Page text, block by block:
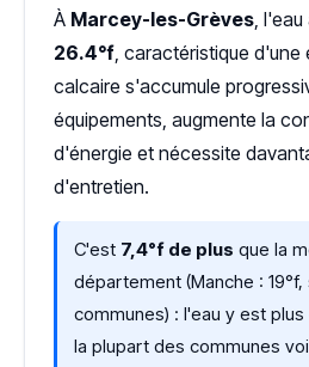
À Marcey-les-Grèves,
26.4°f, caractéristique d'une
calcaire s'accumule
équipements, augmente la
d'énergie et nécessite
d'entretien.
C'est 7,4°f de plus que la
département (Manche : 19°f,
communes) : l'eau y est
la plupart des communes